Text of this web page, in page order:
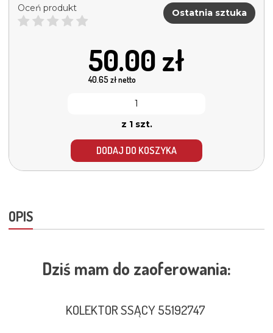
Oceń produkt Ostatnia sztuka
50.00 zł
40.65zł netto
z 1 szt.
DODAJ DO KOSZYKA
OPIS
Dziś mam do zaoferowania:
KOLEKTOR SSĄCY 55192747